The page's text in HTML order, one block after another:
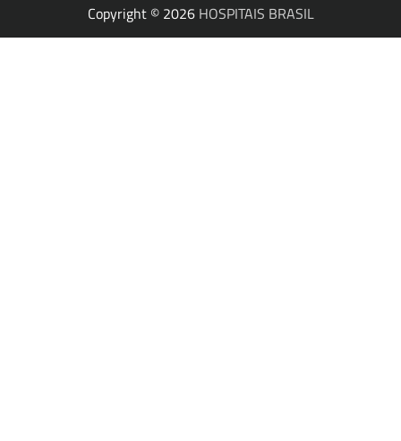
Copyright © 2026 HOSPITAIS BRASIL